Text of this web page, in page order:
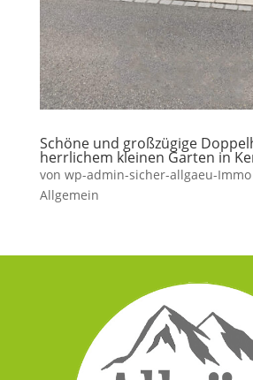
Schöne und großzügige
herrlichem kleinen Garten in
von wp-admin-sicher-allgaeu-Immo
Allgemein